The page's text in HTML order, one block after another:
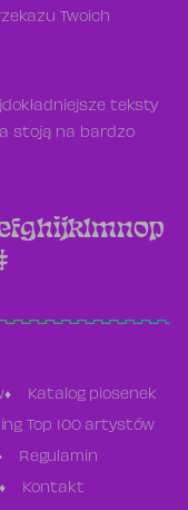
Twoich
teksty
stoją na bardzo
fghijklmnop
Katalog piosenek
Top 100 artystów
Regulamin
Kontakt